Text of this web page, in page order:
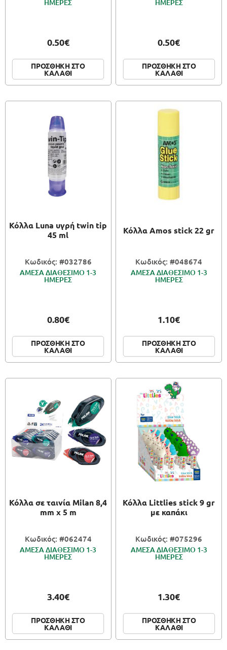
ΗΜΕΡΕΣ
0.50€
ΠΡΟΣΘΗΚΗ ΣΤΟ
ΚΑΛΑΘΙ
ΗΜΕΡΕΣ
0.50€
ΠΡΟΣΘΗΚΗ ΣΤΟ
ΚΑΛΑΘΙ
Κόλλα Luna υγρή twin tip
45 ml
Κωδικός: #032786
ΑΜΕΣΑ ΔΙΑΘΕΣΙΜΟ 1-3
ΗΜΕΡΕΣ
0.80€
ΠΡΟΣΘΗΚΗ ΣΤΟ
ΚΑΛΑΘΙ
Κόλλα Amos stick 22 gr
Κωδικός: #048674
ΑΜΕΣΑ ΔΙΑΘΕΣΙΜΟ 1-3
ΗΜΕΡΕΣ
1.10€
ΠΡΟΣΘΗΚΗ ΣΤΟ
ΚΑΛΑΘΙ
Κόλλα σε ταινία Milan 8,4
mm x 5 m
Κωδικός: #062474
ΑΜΕΣΑ ΔΙΑΘΕΣΙΜΟ 1-3
ΗΜΕΡΕΣ
3.40€
ΠΡΟΣΘΗΚΗ ΣΤΟ
ΚΑΛΑΘΙ
Κόλλα Littlies stick 9 gr
με καπάκι
Κωδικός: #075296
ΑΜΕΣΑ ΔΙΑΘΕΣΙΜΟ 1-3
ΗΜΕΡΕΣ
1.30€
ΠΡΟΣΘΗΚΗ ΣΤΟ
ΚΑΛΑΘΙ